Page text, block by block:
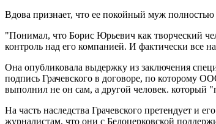
Вдова признает, что ее покойный муж
"Понимал, что Борис Юрьевич как творческий
контроль над его компанией. И фактически все
Она опубликовала выдержку из заключения
подпись Грачевского в договоре, по которому
выполнил не он сам, а другой человек. который
На часть наследства Грачевского претендует и
журналистам, что они с Белоцерковской